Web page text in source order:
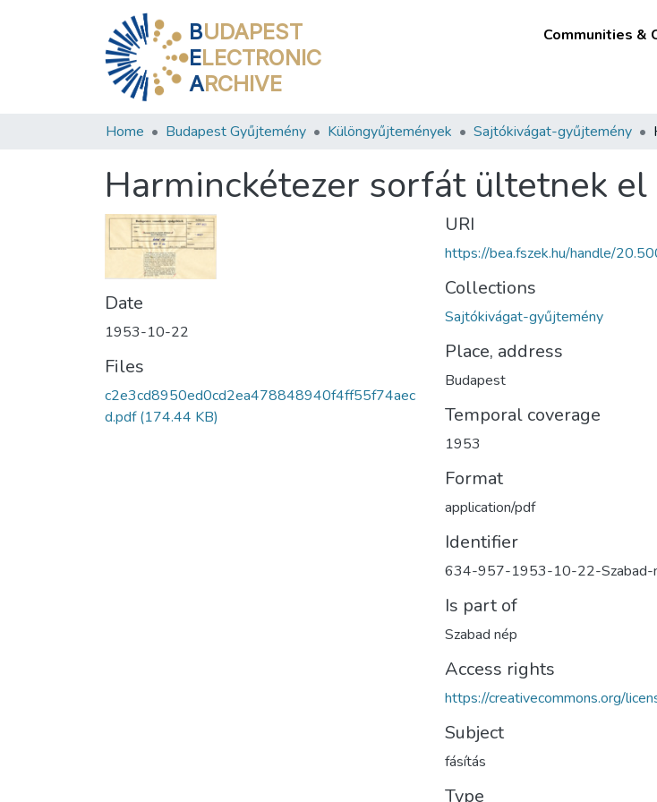
BUDAPEST
ELECTRONIC
ARCHIVE
Communities &
Home Budapest Gyűjtemény Különgyűjtemények Sajtókivágat-gyűjtemény
Harminckétezer sorfát ültetnek el
Date
1953-10-22
Files
c2e3cd8950ed0cd2ea478848940f4ff55f74aec
d.pdf(174.44 KB)
URI
https://bea.fszek.hu/handle/
Collections
Sajtókivágat-gyűjtemény
Place, address
Budapest
Temporal coverage
1953
Format
application/pdf
Identifier
634-957-1953-10-22-
Is part of
Szabad nép
Access rights
https://creativecommons.org/
Subject
fásítás
Type